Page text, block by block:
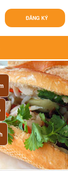
ĐĂNG KÝ